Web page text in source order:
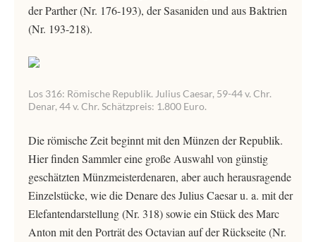
der Parther (Nr. 176-193), der Sasaniden und aus Baktrien
(Nr. 193-218).
Los 316: Römische Republik. Julius Caesar, 59-44 v. Chr.
Denar, 44 v. Chr. Schätzpreis: 1.800 Euro.
Die römische Zeit beginnt mit den Münzen der Republik.
Hier finden Sammler eine große Auswahl von günstig
geschätzten Münzmeisterdenaren, aber auch herausragende
Einzelstücke, wie die Denare des Julius Caesar u. a. mit der
Elefantendarstellung (Nr. 318) sowie ein Stück des Marc
Anton mit den Porträt des Octavian auf der Rückseite (Nr.